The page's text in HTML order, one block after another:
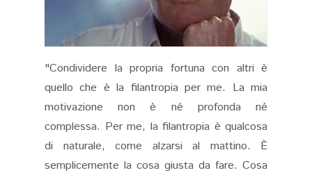
"Condividere la propria fortuna con altri è
quello che è la filantropia per me. La mia
motivazione non è né profonda né
complessa. Per me, la filantropia è qualcosa
di naturale, come alzarsi al mattino. È
semplicemente la cosa giusta da fare. Cosa